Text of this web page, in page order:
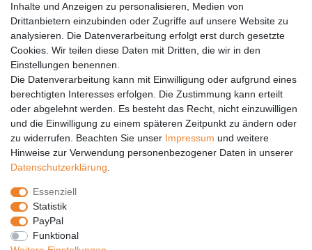
Anleitungen
Vertrag widerrufen
PARTNER
DHL
GLS
PaketPLUS
SPONSORING
Malchower SV 90
Malchower Wölfe
ZERTIFIKATE
Inhalte und Anzeigen zu personalisieren, Medien von
Drittanbietern einzubinden oder Zugriffe auf unsere Website zu
analysieren. Die Datenverarbeitung erfolgt erst durch gesetzte
Cookies. Wir teilen diese Daten mit Dritten, die wir in den
Einstellungen benennen.
Die Datenverarbeitung kann mit Einwilligung oder aufgrund eines
berechtigten Interesses erfolgen. Die Zustimmung kann erteilt
oder abgelehnt werden. Es besteht das Recht, nicht einzuwilligen
und die Einwilligung zu einem späteren Zeitpunkt zu ändern oder
zu widerrufen. Beachten Sie unser Impressum und weitere
Hinweise zur Verwendung personenbezogener Daten in unserer
Daten­schutz­erklärung
Essenziell
Statistik
PayPal
Funktional